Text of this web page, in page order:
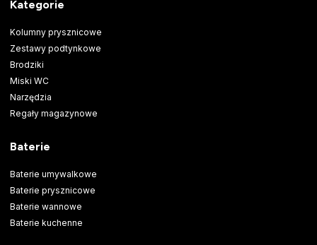
Kategorie
Kolumny prysznicowe
Zestawy podtynkowe
Brodziki
Miski WC
Narzędzia
Regały magazynowe
Baterie
Baterie umywalkowe
Baterie prysznicowe
Baterie wannowe
Baterie kuchenne